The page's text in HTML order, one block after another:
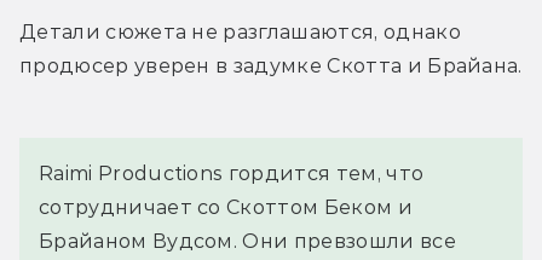
Детали сюжета не разглашаются, однако
продюсер уверен в задумке Скотта и Брайана.
Raimi Productions гордится тем, что
сотрудничает со Скоттом Беком и
Брайаном Вудсом. Они превзошли все